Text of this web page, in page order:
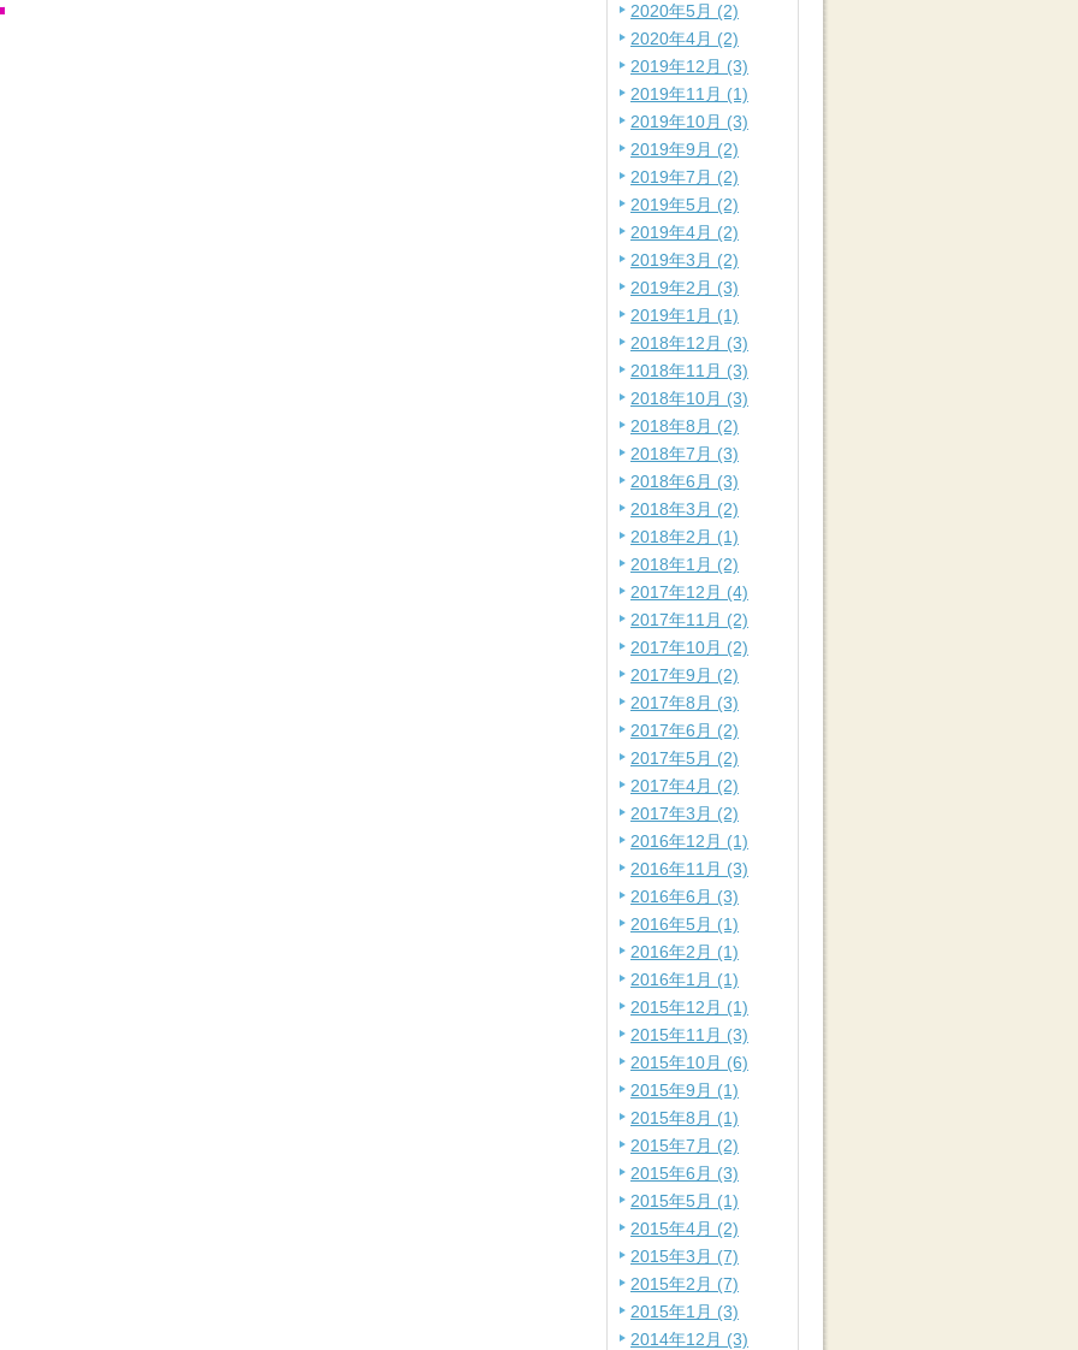
2020年5月 (2)
2020年4月 (2)
2019年12月 (3)
2019年11月 (1)
2019年10月 (3)
2019年9月 (2)
2019年7月 (2)
2019年5月 (2)
2019年4月 (2)
2019年3月 (2)
2019年2月 (3)
2019年1月 (1)
2018年12月 (3)
2018年11月 (3)
2018年10月 (3)
2018年8月 (2)
2018年7月 (3)
2018年6月 (3)
2018年3月 (2)
2018年2月 (1)
2018年1月 (2)
2017年12月 (4)
2017年11月 (2)
2017年10月 (2)
2017年9月 (2)
2017年8月 (3)
2017年6月 (2)
2017年5月 (2)
2017年4月 (2)
2017年3月 (2)
2016年12月 (1)
2016年11月 (3)
2016年6月 (3)
2016年5月 (1)
2016年2月 (1)
2016年1月 (1)
2015年12月 (1)
2015年11月 (3)
2015年10月 (6)
2015年9月 (1)
2015年8月 (1)
2015年7月 (2)
2015年6月 (3)
2015年5月 (1)
2015年4月 (2)
2015年3月 (7)
2015年2月 (7)
2015年1月 (3)
2014年12月 (3)